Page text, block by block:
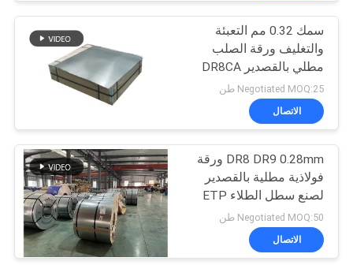
خريطة
الموقع
سياسة
الخصوصية
سمك 0.32 مم التعبئة
والتغليف ورقة الصلب
مطلي بالقصدير DR8CA
صلابة صفيح SPTE TFS
Negotiated MOQ:25 طن
الاتصال
DR8 DR9 0.28mm ورقة
فولاذية مطلية بالقصدير
لصنع سطل الطلاء ETP
TFS
Negotiated MOQ:50 طن
الاتصال